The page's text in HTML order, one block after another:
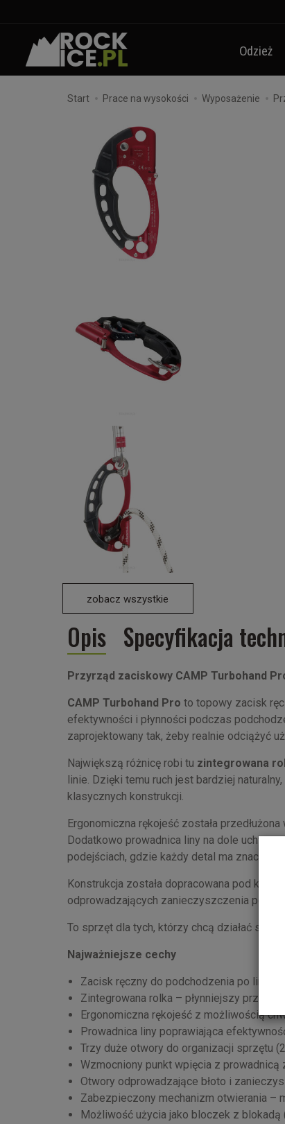
Odzież
Start Prace na wysokości Wyposażenie
zobacz wszystkie
Opis Specyfikacja
Przyrząd zaciskowy CAMP Turbohand
CAMP Turbohand Pro to topowy zacisk
efektywności i płynności podczas
zaprojektowany tak, żeby realnie odciążyć
Największą różnicę robi tu zintegrowana
linie. Dzięki temu ruch jest bardziej
klasycznych konstrukcji.
Ergonomiczna rękojeść została
Dodatkowo prowadnica liny na dole
podejściach, gdzie każdy detal ma znaczenie.
Konstrukcja została dopracowana pod
odprowadzających zanieczyszczenia po
To sprzęt dla tych, którzy chcą działać
Najważniejsze cechy
Zacisk ręczny do podchodzenia po linie
Zintegrowana rolka – płynniejszy
Ergonomiczna rękojeść z możliwością
Prowadnica liny poprawiająca
Trzy duże otwory do organizacji sprzętu
Wzmocniony punkt wpięcia z prowadnicą
Otwory odprowadzające błoto i
Zabezpieczony mechanizm otwierania –
Możliwość użycia jako bloczek z blokadą